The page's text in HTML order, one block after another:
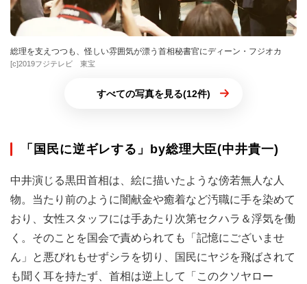
総理を支えつつも、怪しい雰囲気が漂う首相秘書官にディーン・フジオカ
[c]2019フジテレビ 東宝
すべての写真を見る(12件)
「国民に逆ギレする」by総理大臣(中井貴一)
中井演じる黒田首相は、絵に描いたような傍若無人な人
物。当たり前のように闇献金や癒着など汚職に手を染めて
おり、女性スタッフには手あたり次第セクハラ＆浮気を働
く。そのことを国会で責められても「記憶にございませ
ん」と悪びれもせずシラを切り、国民にヤジを飛ばされて
も聞く耳を持たず、首相は逆上して「このクソヤロー